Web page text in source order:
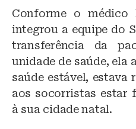
Conforme o médico
integrou a equipe do
transferência da
unidade de saúde, ela
saúde estável, estava
aos socorristas estar
à sua cidade natal.